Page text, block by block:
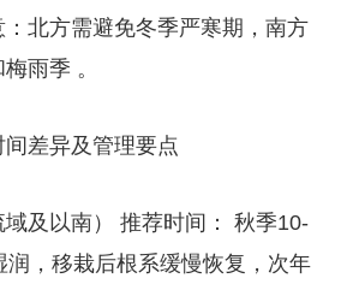
北方需避免冬季严寒期，南方
雨季 。
差异及管理要点
及以南）​​ ​​推荐时间​​： ​​秋季10-
润，移栽后根系缓慢恢复，次年